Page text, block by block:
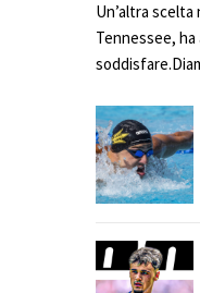
Un’altra scelta
Tennessee,